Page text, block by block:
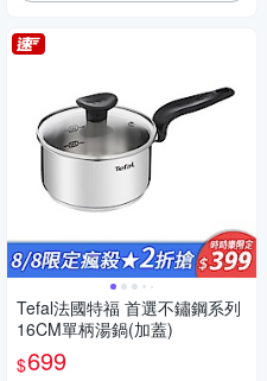
Tefal法國特福 首選不鏽鋼系列
16CM單柄湯鍋(加蓋)
$699